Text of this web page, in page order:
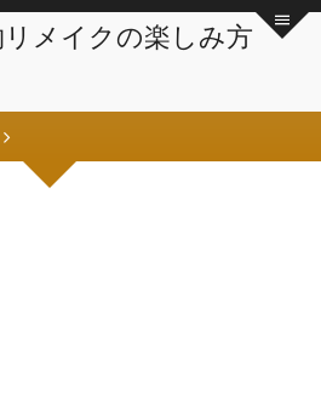
メイクの楽しみ方